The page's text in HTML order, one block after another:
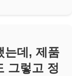
는데, 제품
그렇고 정